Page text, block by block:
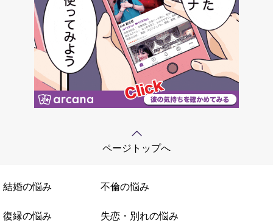
ページトップへ
結婚の悩み 不倫の悩み
復縁の悩み 失恋・別れの悩み